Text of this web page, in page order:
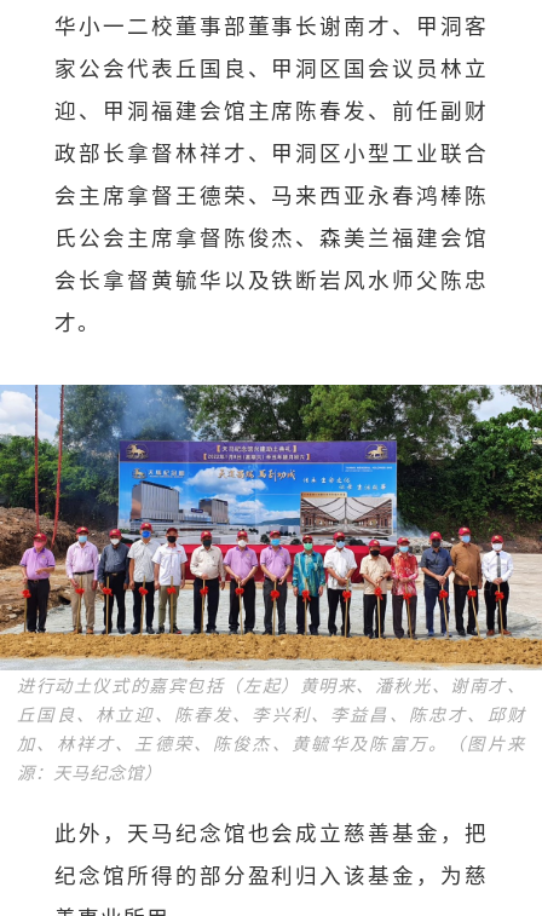
华小一二校董事部董事长谢南才、甲洞客
家公会代表丘国良、甲洞区国会议员林立
迎、甲洞福建会馆主席陈春发、前任副财
政部长拿督林祥才、甲洞区小型工业联合
会主席拿督王德荣、马来西亚永春鸿棒陈
氏公会主席拿督陈俊杰、森美兰福建会馆
会长拿督黄毓华以及铁断岩风水师父陈忠
才。
进行动土仪式的嘉宾包括（左起）黄明来、潘秋光、谢南才、
丘国良、林立迎、陈春发、李兴利、李益昌、陈忠才、邱财
加、林祥才、王德荣、陈俊杰、黄毓华及陈富万。（图片来
源：天马纪念馆）
此外，天马纪念馆也会成立慈善基金，把
纪念馆所得的部分盈利归入该基金，为慈